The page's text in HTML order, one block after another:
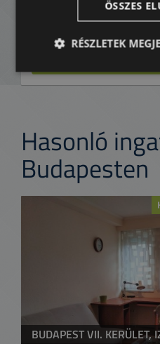
Hasonló
Budapesten
BUDAPEST VII. KERÜLET,
ÖSSZES
RÉSZLETEK